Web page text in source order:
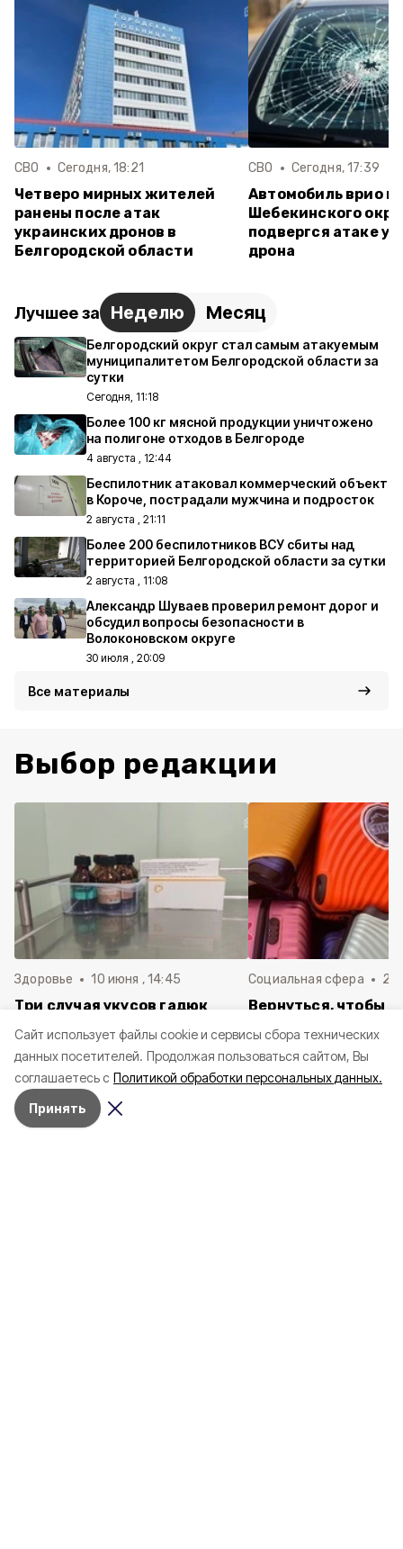
Cайт использует файлы cookie и сервисы сбора технических
данных посетителей. Продолжая пользоваться сайтом, Вы
соглашаетесь с Политикой обработки персональных данных.
Принять
СВО Сегодня, 18:21
Четверо мирных жителей
ранены после атак
украинских дронов в
Белгородской области
СВО Сегодня, 17:39
Автомобиль врио
Шебекинского
подвергся атаке
дрона
Лучшее за Неделю Месяц
Белгородский округ стал самым атакуемым
муниципалитетом Белгородской области за
сутки
Сегодня, 11:18
Более 100 кг мясной продукции уничтожено
на полигоне отходов в Белгороде
4 августа , 12:44
Беспилотник атаковал коммерческий объект
в Короче, пострадали мужчина и подросток
2 августа , 21:11
Более 200 беспилотников ВСУ сбиты над
территорией Белгородской области за сутки
2 августа , 11:08
Александр Шуваев проверил ремонт дорог и
обсудил вопросы безопасности в
Волоконовском округе
30 июля , 20:09
Все материалы
Выбор редакции
Здоровье 10 июня , 14:45
Три случая укусов гадюк
Белгородской области с
начала года
Социальная сфера 20
Вернуться, чтобы
в Белгородскую
пять лет